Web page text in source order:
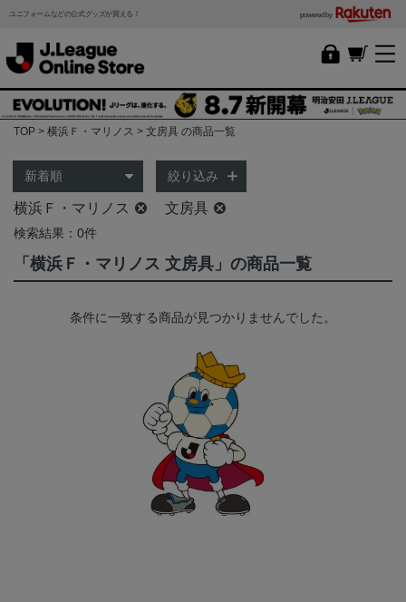
ユニフォームなどの公式グッズが買える！ powered by
TOP 横浜Ｆ・マリノス 文房具 の商品一覧
絞り込み
横浜Ｆ・マリノス 文房具
検索結果：0件
「横浜Ｆ・マリノス 文房具」の商品一覧
条件に一致する商品が見つかりませんでした。